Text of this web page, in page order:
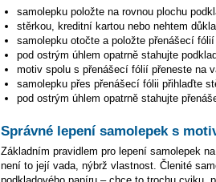
samolepku položte na rovnou plochu
stěrkou, kreditní kartou nebo nehtem
samolepku otočte a položte přenášecí
pod ostrým úhlem opatrně stahujte
motiv spolu s přenášecí fólií přeneste na
samolepku přes přenášecí fólii přihlaďte
pod ostrým úhlem opatrně stahujte
Správné lepení samolepek s
Základním pravidlem pro lepení samolepek
není to její vada, nýbrž vlastnost. Členité